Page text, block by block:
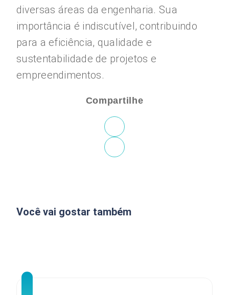
diversas áreas da engenharia. Sua
importância é indiscutível, contribuindo
para a eficiência, qualidade e
sustentabilidade de projetos e
empreendimentos.
Compartilhe
Você vai gostar também